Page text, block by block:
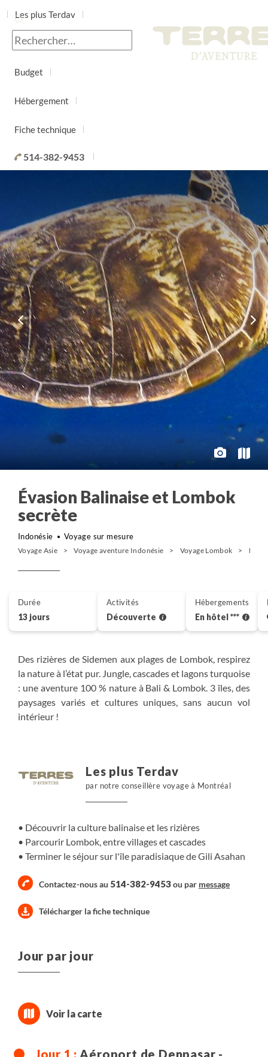
Les plus Terdav
Jour par jour
Budget
Hébergement
Fiche technique
514-382-9453
Évasion Balinaise et Lombok
secrète
Indonésie Voyage sur mesure
Voyage Asie Voyage aventure Indonésie Voyage Lombok
Des rizières de Sidemen aux plages de Lombok, respirez
la nature à l’état pur. Jungle, cascades et lagons turquoise
: une aventure 100 % nature à Bali & Lombok. 3 îles, des
paysages variés et cultures uniques, sans aucun vol
intérieur !
Les plus Terdav
par notre conseillère voyage à Montréal
Découvrir la culture balinaise et les rizières
Parcourir Lombok, entre villages et cascades
Terminer le séjour sur l'île paradisiaque de Gili Asahan
Contactez-nous au 514-382-9453ou par message
Durée
13 jours
Activités
Découverte
Hébergements
En hôtel ***
Télécharger la fiche technique
Jour par jour